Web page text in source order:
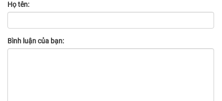
Họ tên:
Bình luận của bạn: